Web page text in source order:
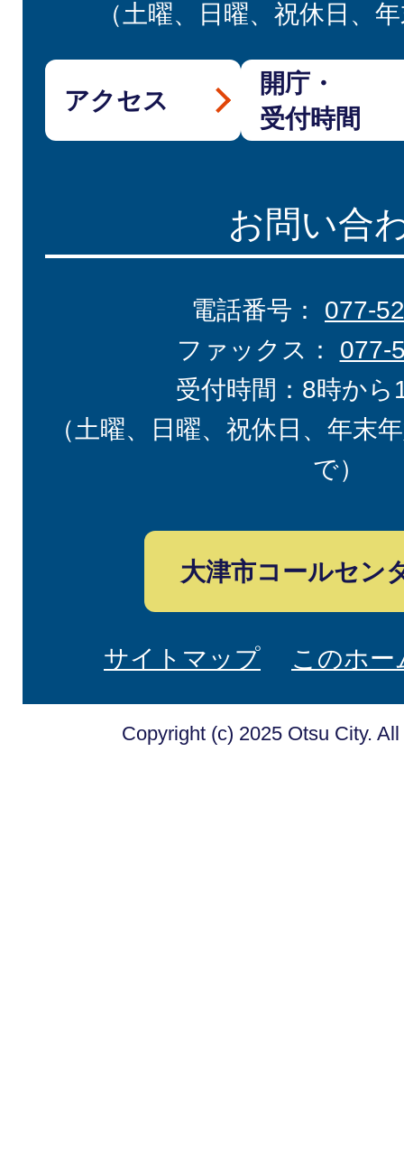
（土曜、日曜、祝休日、
アクセス
開庁・
受付時間
お問い合
電話番号： 077-
ファックス： 077-
受付時間：8時から
（土曜、日曜、祝休日、年末
で）
大津市コールセン
サイトマップ このホ
Copyright (c) 2025 Otsu City.